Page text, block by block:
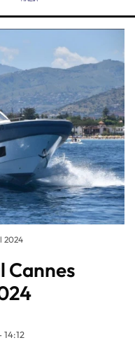
2024
Cannes